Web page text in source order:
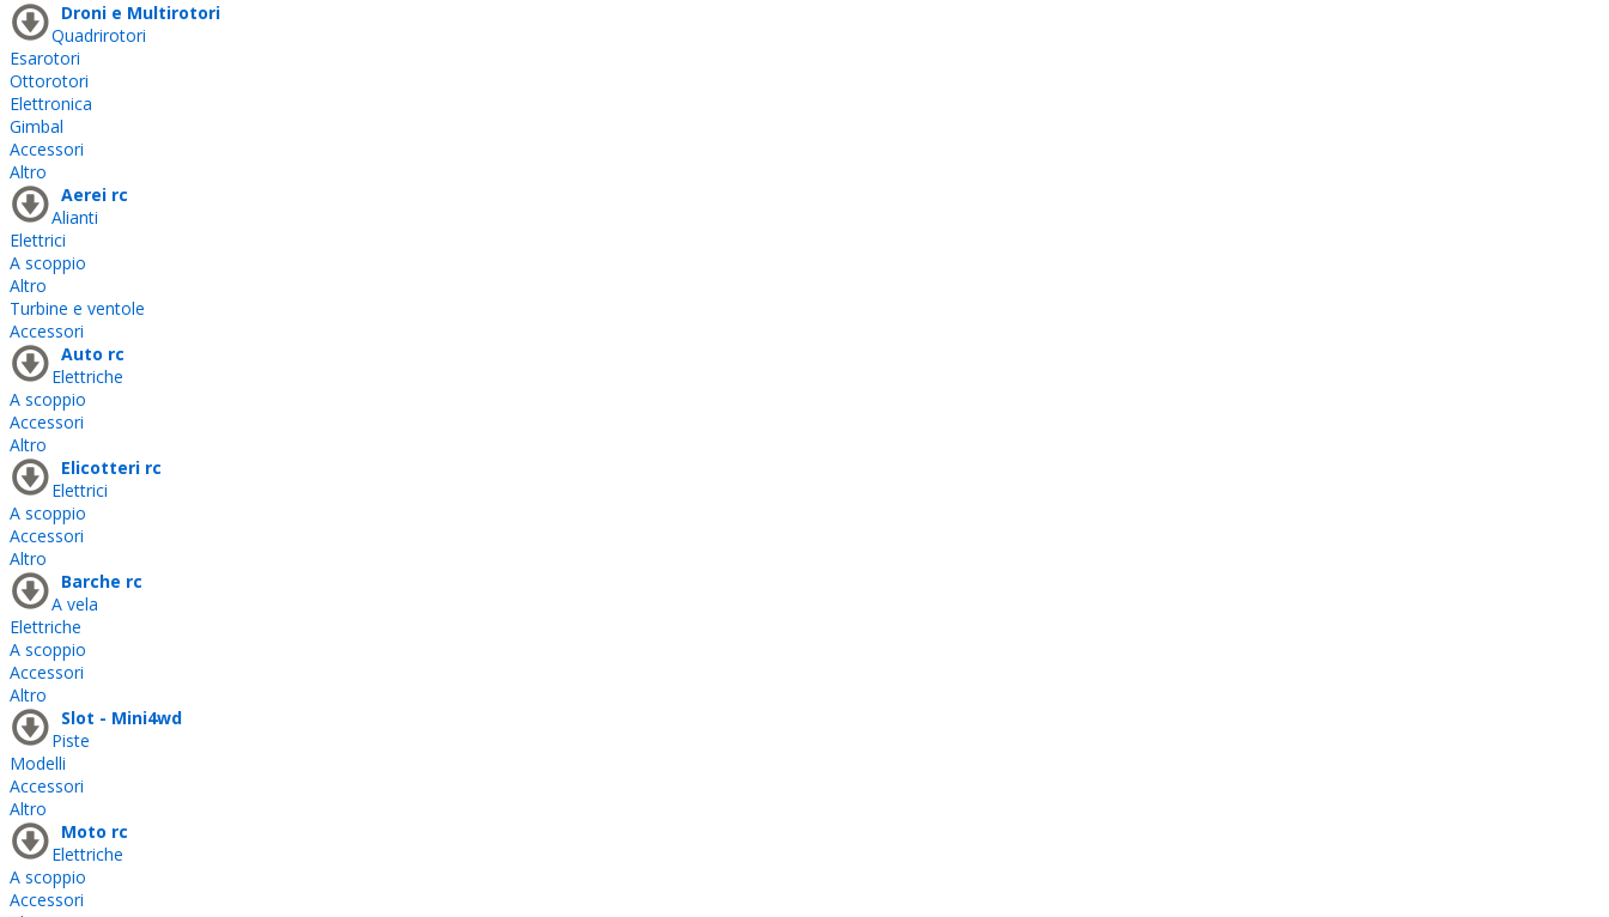
Droni e Multirotori
Quadrirotori
Esarotori
Ottorotori
Elettronica
Gimbal
Accessori
Altro
Aerei rc
Alianti
Elettrici
A scoppio
Altro
Turbine e ventole
Accessori
Auto rc
Elettriche
A scoppio
Accessori
Altro
Elicotteri rc
Elettrici
A scoppio
Accessori
Altro
Barche rc
A vela
Elettriche
A scoppio
Accessori
Altro
Slot - Mini4wd
Piste
Modelli
Accessori
Altro
Moto rc
Elettriche
A scoppio
Accessori